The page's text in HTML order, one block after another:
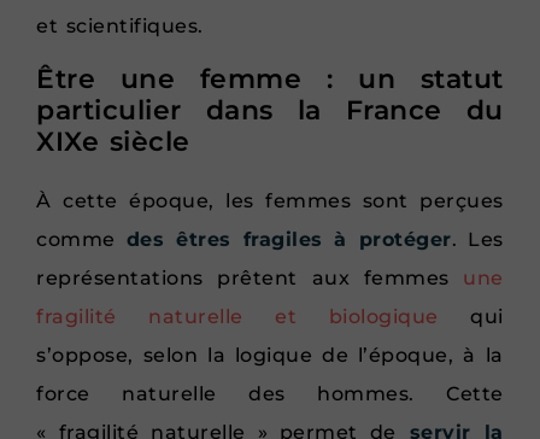
et scientifiques.
Être une femme : un statut
particulier dans la France du
XIXe siècle
À cette époque, les femmes sont perçues
comme des êtres fragiles à protéger. Les
représentations prêtent aux femmes une
fragilité naturelle et biologique qui
s’oppose, selon la logique de l’époque, à la
force naturelle des hommes. Cette
« fragilité naturelle » permet de servir la